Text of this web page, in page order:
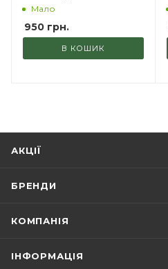
Мало
950 грн.
В КОШИК
АКЦІЇ
БРЕНДИ
КОМПАНІЯ
ІНФОРМАЦІЯ